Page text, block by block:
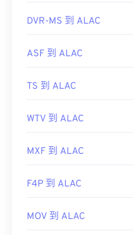
開發者：
實用連結：
https://
DVR-MS 到 ALAC
ASF 到 ALAC
TS 到 ALAC
WTV 到 ALAC
MXF 到 ALAC
F4P 到 ALAC
MOV 到 ALAC